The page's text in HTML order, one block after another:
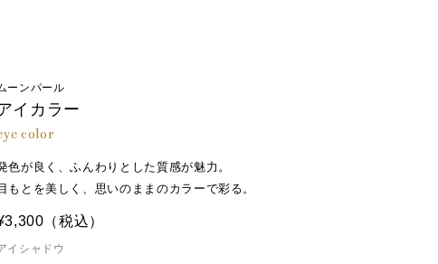
ーンパール
イカラー
color
色が良く、ふんわりとした質感が魅力。
もとを美しく、思いのままのカラーで彩る。
イシャドウ
（税込）